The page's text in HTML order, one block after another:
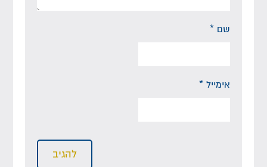
שם*
אימייל*